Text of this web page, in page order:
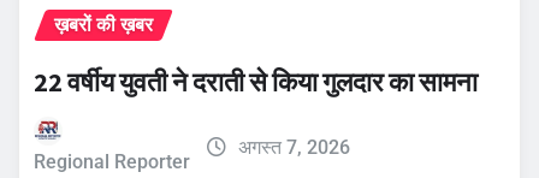
ख़बरों की ख़बर
22 वर्षीय युवती ने दराती से किया गुलदार का सामना
Regional Reporter
अगस्त 7, 2026